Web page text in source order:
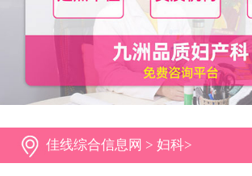
佳线综合信息网 >妇科>